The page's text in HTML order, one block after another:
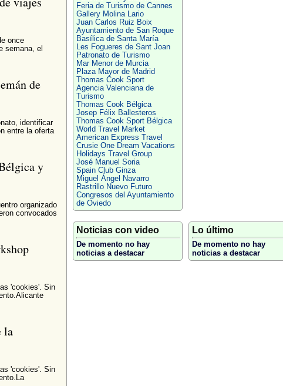
once
semana, el
de
identificar
entre la oferta
y
organizado
convocados
'cookies'. Sin
la
'cookies'. Sin
Feria de Turismo de Cannes
Gallery Molina Lario
Juan Carlos Ruiz Boix
Ayuntamiento de San Roque
Basílica de Santa María
Les Fogueres de Sant Joan
Patronato de Turismo
Mar Menor de Murcia
Plaza Mayor de Madrid
Thomas Cook Sport
Agencia Valenciana de
Turismo
Thomas Cook Bélgica
Josep Félix Ballesteros
Thomas Cook Sport Bélgica
World Travel Market
American Express Travel
Crusie One Dream Vacations
Holidays Travel Group
José Manuel Soria
Spain Club Ginza
Miguel Ángel Navarro
Rastrillo Nuevo Futuro
Congresos del Ayuntamiento
de Oviedo
Noticias con video
De momento no hay
noticias a destacar
Lo último
De momento no hay
noticias a destacar